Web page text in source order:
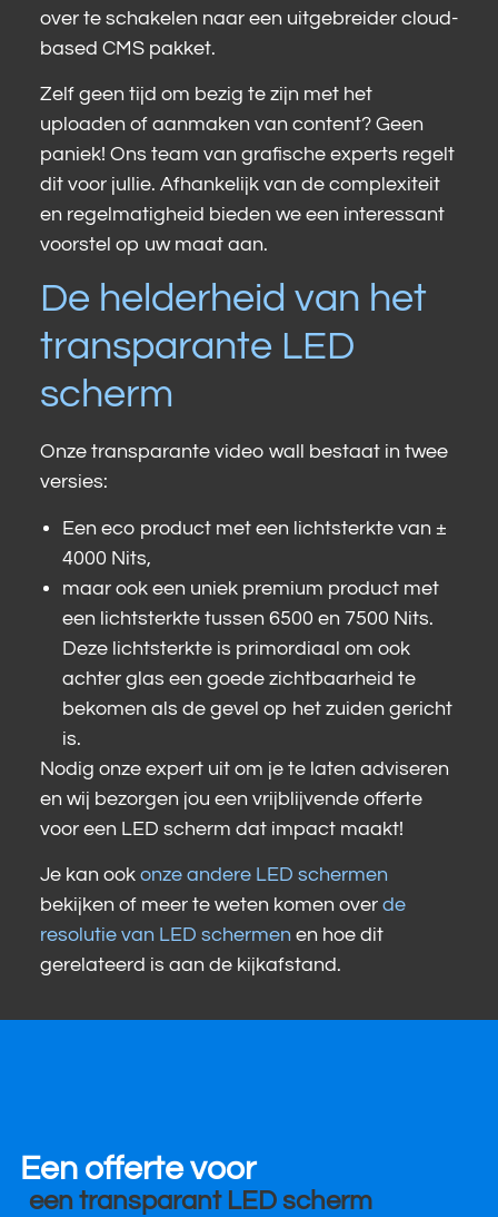
over te schakelen naar een uitgebreider cloud-
based CMS pakket.
Zelf geen tijd om bezig te zijn met het
uploaden of aanmaken van content? Geen
paniek! Ons team van grafische experts regelt
dit voor jullie. Afhankelijk van de complexiteit
en regelmatigheid bieden we een interessant
voorstel op uw maat aan.
De helderheid van het
transparante LED
scherm
Onze transparante video wall bestaat in twee
versies:
Een eco product met een lichtsterkte van ±
4000 Nits,
maar ook een uniek premium product met
een lichtsterkte tussen 6500 en 7500 Nits.
Deze lichtsterkte is primordiaal om ook
achter glas een goede zichtbaarheid te
bekomen als de gevel op het zuiden gericht
is.
Nodig onze expert uit om je te laten adviseren
en wij bezorgen jou een vrijblijvende offerte
voor een LED scherm dat impact maakt!
Je kan ook onze andere LED schermen
bekijken of meer te weten komen over de
resolutie van LED schermen en hoe dit
gerelateerd is aan de kijkafstand.
Een offerte voor
een transparant LED scherm